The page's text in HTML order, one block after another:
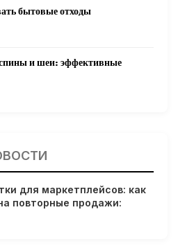
бытовые отходы
спины и шеи: эффективные
сеть лимфатических
и мышей
для маркетплейсов: как
повторные продажи: